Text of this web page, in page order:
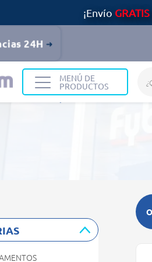
¡Envío GRATIS
24H
MENÚ DE
PRODUCTOS
de búsqueda